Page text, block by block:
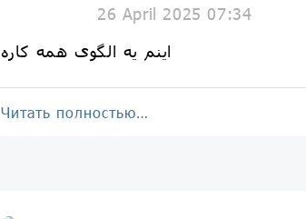
26 April 2025 07:34
اینم یه الگوی همه کاره
Читать полностью…